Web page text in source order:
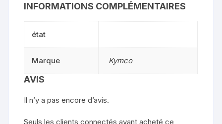
INFORMATIONS COMPLÉMENTAIRES
état
Marque Kymco
AVIS
Il n’y a pas encore d’avis.
Seuls les clients connectés ayant acheté ce